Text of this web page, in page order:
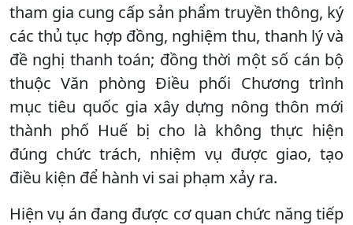
tham gia cung cấp sản phẩm truyền thông, ký
các thủ tục hợp đồng, nghiệm thu, thanh lý và
đề nghị thanh toán; đồng thời một số cán bộ
thuộc Văn phòng Điều phối Chương trình
mục tiêu quốc gia xây dựng nông thôn mới
thành phố Huế bị cho là không thực hiện
đúng chức trách, nhiệm vụ được giao, tạo
điều kiện để hành vi sai phạm xảy ra.
Hiện vụ án đang được cơ quan chức năng tiếp